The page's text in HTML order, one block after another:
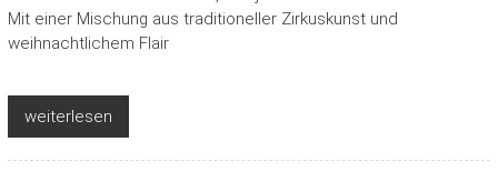
Mit einer Mischung aus traditioneller Zirkuskunst und
weihnachtlichem Flair
weiterlesen